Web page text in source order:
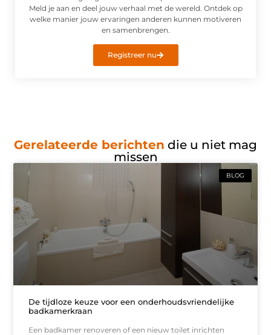
Meld je aan en deel jouw verhaal met de wereld. Ontdek op
welke manier jouw ervaringen anderen kunnen motiveren
en samenbrengen.
Registreer nu
Gerelateerde berichten die u niet mag
missen
BLOG
De tijdloze keuze voor een onderhoudsvriendelijke
badkamerkraan
Een badkamer renoveren of een nieuw toilet inrichten